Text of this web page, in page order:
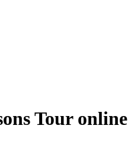
Tour online